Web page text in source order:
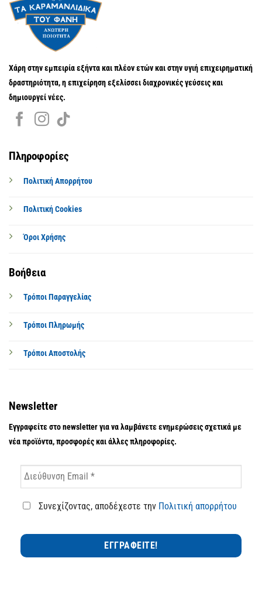
Χάρη στην εμπειρία εξήντα και πλέον ετών και στην υγιή επιχειρηματική
δραστηριότητα, η επιχείρηση εξελίσσει διαχρονικές γεύσεις και
δημιουργεί νέες.
Πληροφορίες
Πολιτική Απορρήτου
Πολιτική Cookies
Όροι Χρήσης
Βοήθεια
Τρόποι Παραγγελίας
Τρόποι Πληρωμής
Τρόποι Αποστολής
Newsletter
Εγγραφείτε στο newsletter για να λαμβάνετε ενημερώσεις σχετικά με
νέα προϊόντα, προσφορές και άλλες πληροφορίες.
Συνεχίζοντας, αποδέχεστε την Πολιτική απορρήτου